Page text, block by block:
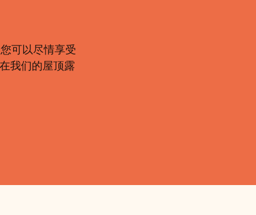
可以尽情享受
我们的屋顶露